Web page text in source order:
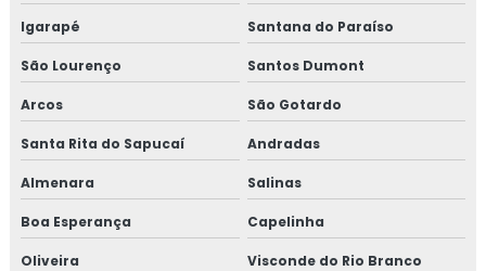
Isolamento térmico tubo de água quente
Isolamento térmico tubulação industrial
Janela de inspeção termográfica
Jaquetas térmica para turbina
Igarapé Santana do Paraíso
São Lourenço Santos Dumont
Arcos São Gotardo
Santa Rita do Sapucaí Andradas
Almenara Salinas
Boa Esperança Capelinha
Oliveira Visconde do Rio Branco